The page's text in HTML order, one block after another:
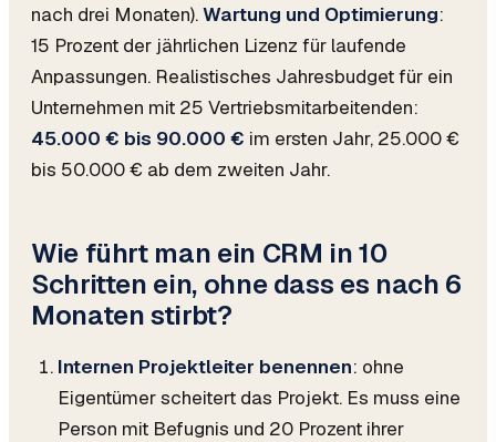
nach drei Monaten).Wartung und Optimierung:
15 Prozent der jährlichen Lizenz für laufende
Anpassungen. Realistisches Jahresbudget für ein
Unternehmen mit 25 Vertriebsmitarbeitenden:
45.000 € bis 90.000 € im ersten Jahr, 25.000 €
bis 50.000 € ab dem zweiten Jahr.
Wie führt man ein CRM in 10
Schritten ein, ohne dass es nach 6
Monaten stirbt?
Internen Projektleiter benennen: ohne
Eigentümer scheitert das Projekt. Es muss eine
Person mit Befugnis und 20 Prozent ihrer